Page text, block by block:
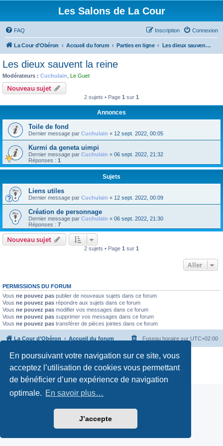
En poursuivant votre navigation sur ce site, vous
acceptez l’utilisation de cookies vous permettant
de bénéficier d’une expérience de navigation
optimale. En savoir plus…
J’accepte
Les Salons de La Cour
FAQ Connexion
Inscription
La Cour d’Obéron Accueil du forum Parties en ligne Les dieux sauvent la reine
Les dieux sauvent la reine
Modérateurs : Cuchulain Le Guet
Nouveau sujet
2 sujets • Page 1 sur 1
Annonces
Toile de fond
Dernier message par Cuchulain « 12 sept. 2022, 00:05
Kurmi da geneta uimpi
Dernier message par Cuchulain « 06 sept. 2022, 21:32
Réponses : 1
Sujets
Liens utiles
Dernier message par Cuchulain « 12 sept. 2022, 00:09
Création de personnage
Dernier message par Cuchulain « 06 sept. 2022, 21:30
Réponses : 7
Nouveau sujet
2 sujets • Page 1 sur 1
Aller
PERMISSIONS DU FORUM
Vous ne pouvez pas publier de nouveaux sujets dans ce forum
Vous ne pouvez pas répondre aux sujets dans ce forum
Vous ne pouvez pas modifier vos messages dans ce forum
Vous ne pouvez pas supprimer vos messages dans ce forum
Vous ne pouvez pas transférer de pièces jointes dans ce forum
La Cour d’Obéron Accueil du forum Fuseau horaire sur UTC+02:00
Développé parphpBB® Forum Software © phpBB Limited
Traduction française officielle © Qiaeru